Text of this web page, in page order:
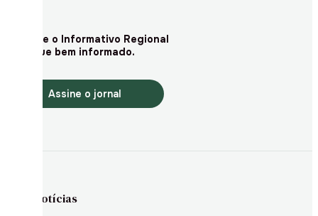
Assine o Informativo Regional
e fique bem informado.
Assine o jornal
Notícias